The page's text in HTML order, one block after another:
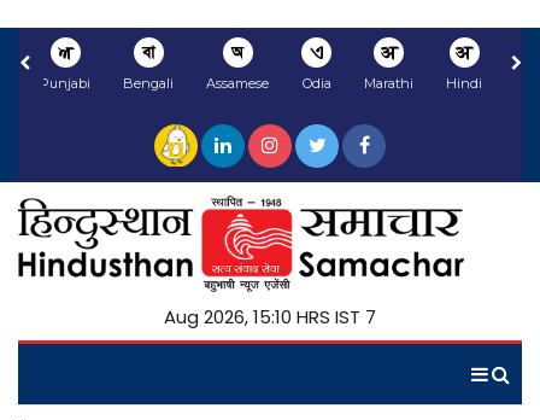
अ
Hindi
अ
Marathi
ଏ
Odia
অ
Assamese
বা
Bengali
ਅ
Punjabi
7 Aug 2026, 15:10 HRS IST